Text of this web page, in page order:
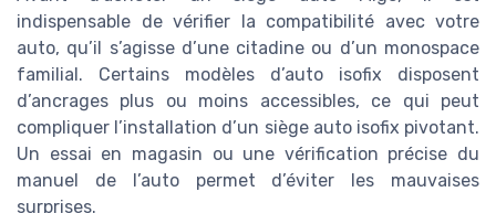
indispensable de vérifier la compatibilité avec votre
auto, qu’il s’agisse d’une citadine ou d’un monospace
familial. Certains modèles d’auto isofix disposent
d’ancrages plus ou moins accessibles, ce qui peut
compliquer l’installation d’un siège auto isofix pivotant.
Un essai en magasin ou une vérification précise du
manuel de l’auto permet d’éviter les mauvaises
surprises.